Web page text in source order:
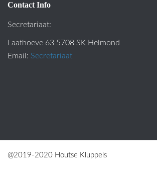
Contact Info
Secretariaat:
Laathoeve 63 5708 SK Helmond
Email: Secretariaat
@2019-2020 Houtse Kluppels